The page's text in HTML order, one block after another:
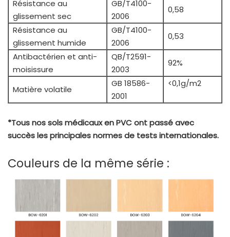
Résistance au
glissement sec
GB/T4100-
2006
0,58
Résistance au
glissement humide
GB/T4100-
2006
0,53
Antibactérien et anti-
moisissure
QB/T2591-
2003
92%
Matière volatile
GB 18586-
2001
<0,1g/m2
*Tous nos sols médicaux en PVC ont passé avec
succès les principales normes de tests internationales.
Couleurs de la même série :